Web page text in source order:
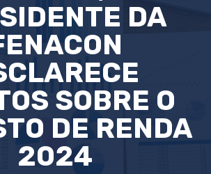
DA
SOBRE O
DE RENDA
2024